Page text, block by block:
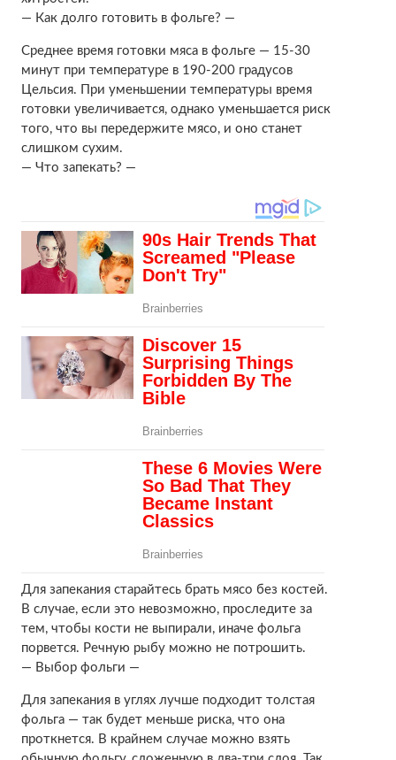
— Как долго готовить в фольге? —
Среднее время готовки мяса в фольге — 15-30
минут при температуре в 190-200 градусов
Цельсия. При уменьшении температуры время
готовки увеличивается, однако уменьшается риск
того, что вы передержите мясо, и оно станет
слишком сухим.
— Что запекать? —
Для запекания старайтесь брать мясо без костей.
В случае, если это невозможно, проследите за
тем, чтобы кости не выпирали, иначе фольга
порвется. Речную рыбу можно не потрошить.
— Выбор фольги —
Для запекания в углях лучше подходит толстая
фольга — так будет меньше риска, что она
проткнется. В крайнем случае можно взять